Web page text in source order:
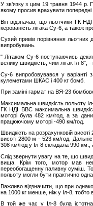
У зв'язку з цим 19 травня 1944 р.
якому просив врахувати
Він відзначав, що льотчики ГК
керованість літака Су-6, а також
Сухий привів порівняння льотних
випробувань.
" Літаком Су-6 поступаючись
велику швидкість, чим літак Іл-8",
Су-6 випробовувався у
кулеметами ШКАС і 400 кг бомб.
При заміні гармат на ВЯ-23
Максимальна швидкість польоту
ГК НДІ ВВС максимальна
моторі була 482 км/год, а за
працюючому моторі -490 км/год.
Швидкість на розрахунковій
висоті 2800 м - 523 км/год.
308 км/год у Іл-8 складала 990
Слід звернути увагу на те, що
вища. Крім того, мотор мав
переобогащенну паливну суміш.
польоту могли бути практично
Важливо відзначити, що при
на 1000 кг менше, ніж у Іл-8, тобто
В той же час у Іл-8 була